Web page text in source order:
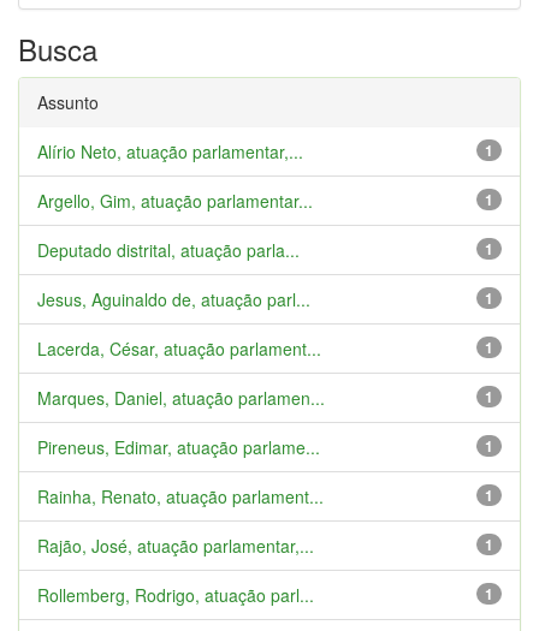
Busca
Assunto
1
Alírio Neto, atuação parlamentar,...
1
Argello, Gim, atuação parlamentar...
1
Deputado distrital, atuação parla...
1
Jesus, Aguinaldo de, atuação parl...
1
Lacerda, César, atuação parlament...
1
Marques, Daniel, atuação parlamen...
1
Pireneus, Edimar, atuação parlame...
1
Rainha, Renato, atuação parlament...
1
Rajão, José, atuação parlamentar,...
1
Rollemberg, Rodrigo, atuação parl...